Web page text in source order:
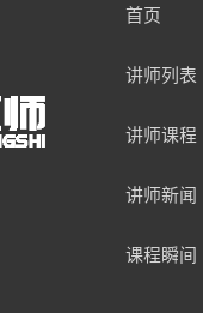
首页
讲师列表
讲师课程
讲师新闻
课程瞬间